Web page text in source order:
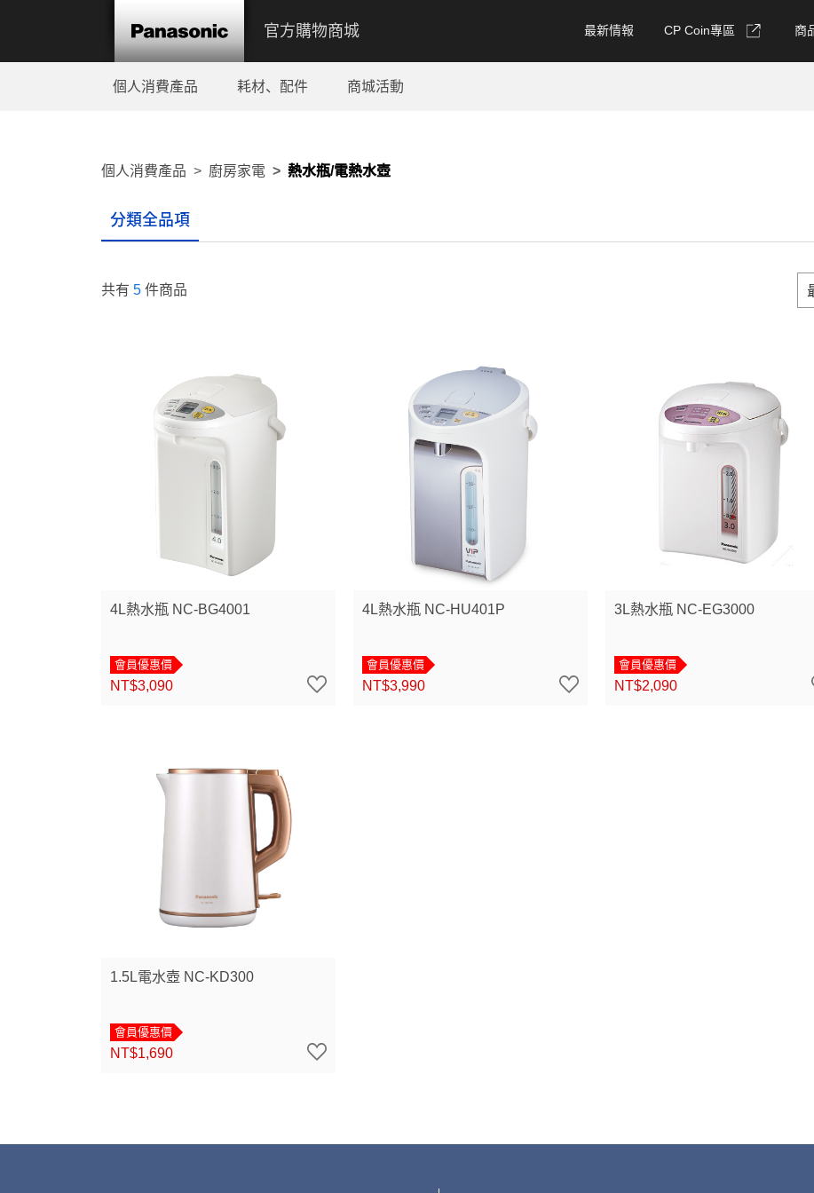
官方購物商城 最新情報 CP Coin專區 商
個人消費產品 耗材、配件 商城活動
個人消費產品 廚房家電 熱水瓶/電熱水壺
分類全品項
共有 5 件商品
4L熱水瓶 NC-BG4001
會員優惠價
NT$3,090
4L熱水瓶 NC-HU401P
會員優惠價
NT$3,990
3L熱水瓶 NC-EG3000
會員優惠價
NT$2,090
1.5L電水壺 NC-KD300
會員優惠價
NT$1,690